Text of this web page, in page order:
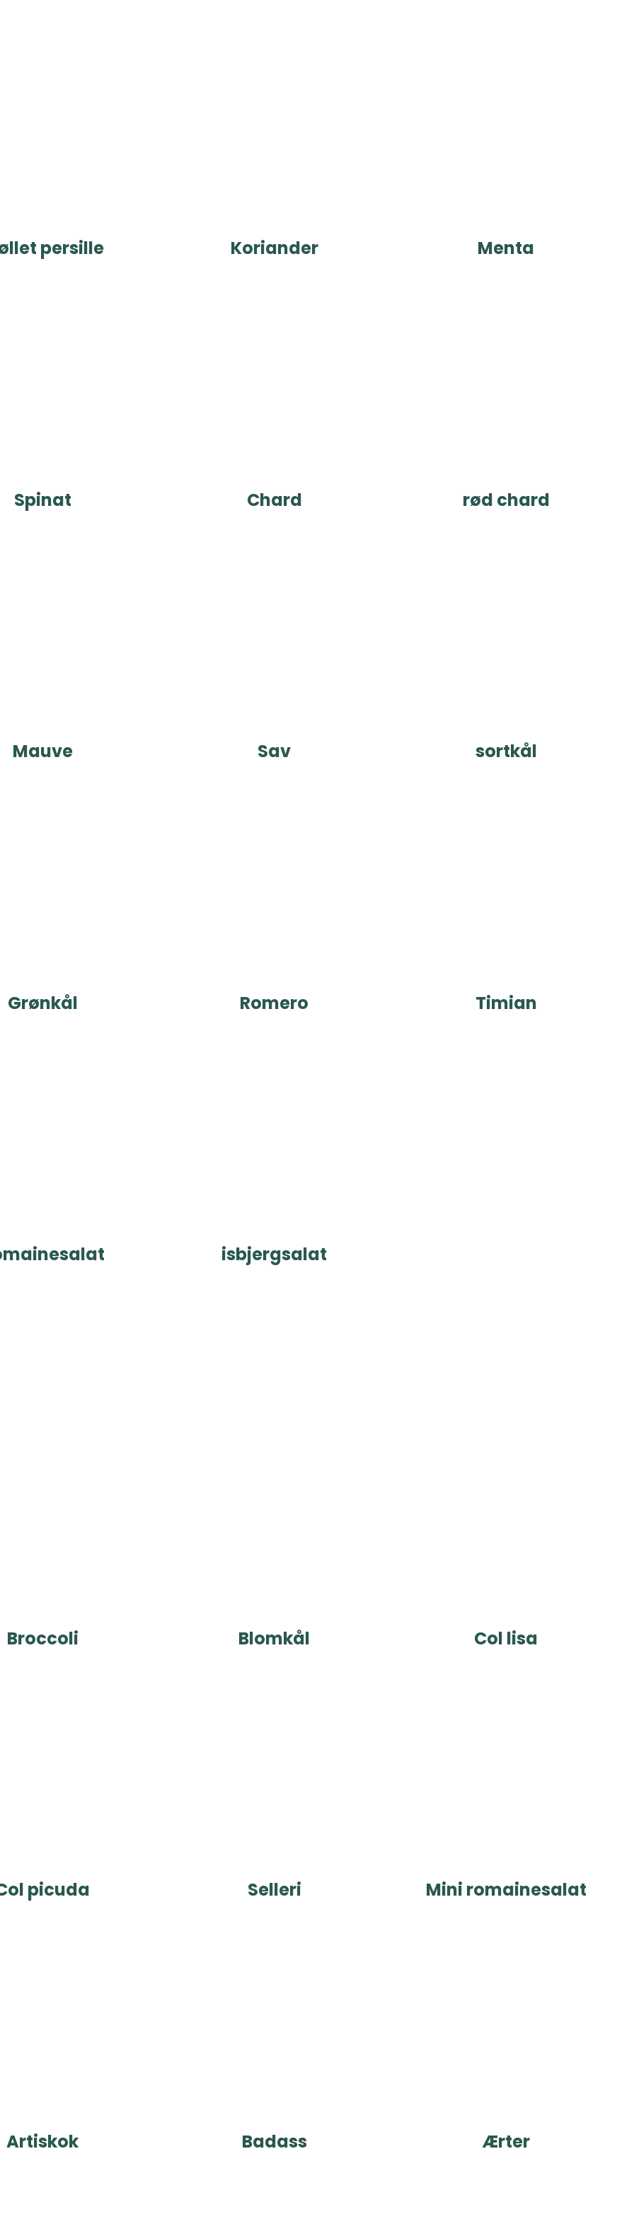
persille Koriander Menta
Spinat Chard rød chard
Mauve Sav sortkål
Grønkål Romero Timian
isbjergsalat
Broccoli Blomkål Col lisa
picuda Selleri Mini romainesalat
Artiskok Badass Ærter